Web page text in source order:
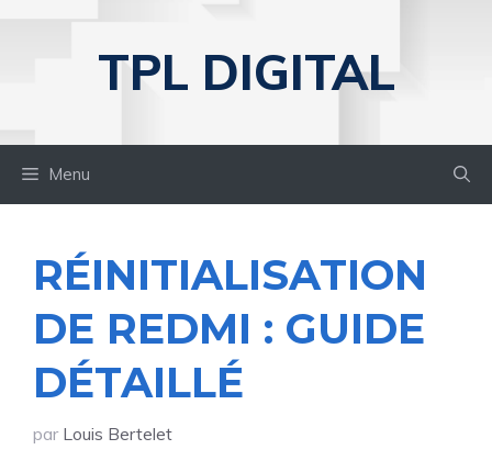
TPL DIGITAL
Menu
RÉINITIALISATION
DE REDMI : GUIDE
DÉTAILLÉ
par Louis Bertelet